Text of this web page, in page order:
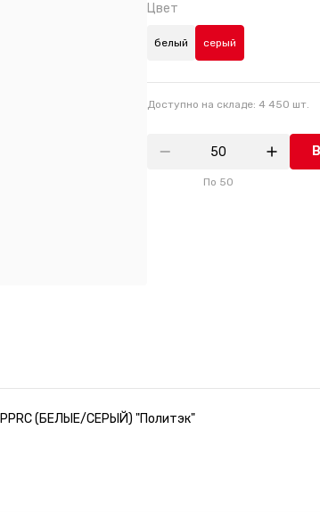
Цвет
белый серый
Доступно на складе: 4 450 шт.
По 50
(БЕЛЫЕ/СЕРЫЙ) "Политэк"